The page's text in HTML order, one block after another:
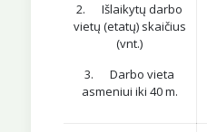
2. Išlaikytų darbo
vietų (etatų) skaičius
(vnt.)
3. Darbo vieta
asmeniui iki 40 m.